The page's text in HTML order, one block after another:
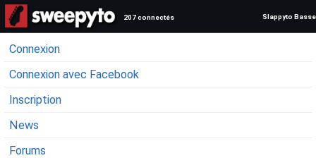
207 connectés Slappyto Basse
Connexion
Connexion avec Facebook
Inscription
News
Forums